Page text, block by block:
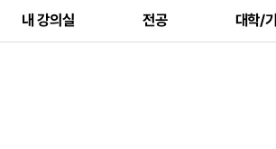
내 강의실 전공 대학/